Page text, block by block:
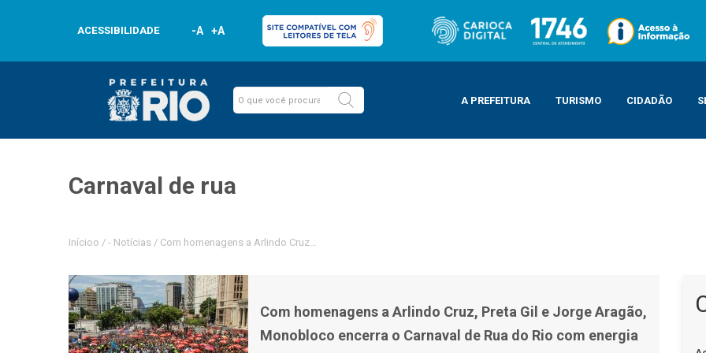
ACESSIBILIDADE -A +A
A PREFEITURA TURISMO CIDADÃO
Carnaval de rua
Inícioo / - Notícias / Com homenagens a Arlindo Cruz, Preta Gil e Jorge Aragão, Monobloco encerra o Carnaval de Rua do Rio com energia
Com homenagens a Arlindo Cruz, Preta Gil e Jorge Aragão,
Monobloco encerra o Carnaval de Rua do Rio com energia